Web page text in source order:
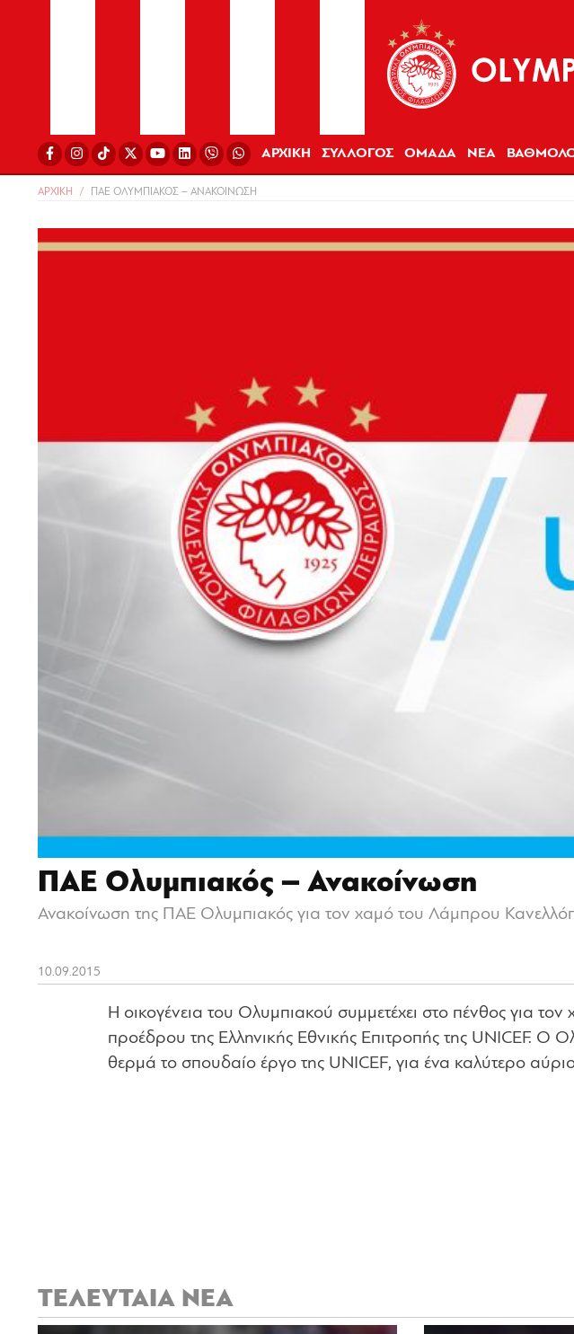
ΑΡΧΙΚΗ ΣΥΛΛΟΓΟΣ ΟΜΑΔΑ ΝΕΑ
ΑΡΧΙΚΗ ΠΑΕ ΟΛΥΜΠΙΑΚΟΣ – ΑΝΑΚΟΙΝΩΣΗ
ΠΑΕ Ολυμπιακός – Ανακοίνωση
Ανακοίνωση της ΠΑΕ Ολυμπιακός για τον χαμό του Λάμπρου
10.09.2015
Η οικογένεια του Ολυμπιακού συμμετέχει στο πένθος για
προέδρου της Ελληνικής Εθνικής Επιτροπής της UNICEF. Ο
θερμά το σπουδαίο έργο της UNICEF, για ένα καλύτερο
ΤΕΛΕΥΤΑΙΑ ΝΕΑ